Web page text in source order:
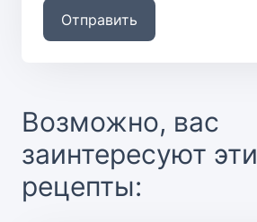
Отправить
Возможно, вас
заинтересуют эти
рецепты: